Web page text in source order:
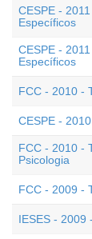
CESPE -
Específicos
CESPE -
Específicos
FCC - 2010 -
CESPE -
FCC - 2010 -
Psicologia
FCC - 2009 -
IESES - 2009